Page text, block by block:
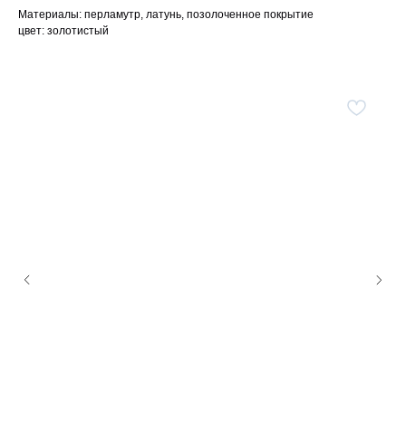
Материалы: перламутр, латунь, позолоченное покрытие
цвет: золотистый